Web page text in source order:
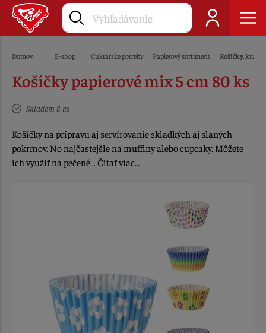
Domov E-shop Cukrárske potreby Papierový sortiment Košíčky, krajky
Košíčky papierové mix 5 cm 80 ks
Skladom 8 ks
Košíčky na prípravu aj servírovanie skladkých aj slaných
pokrmov. No najčastejšie na muffiny alebo cupcaky. Môžete
ich využiť na pečené… Čítať viac…